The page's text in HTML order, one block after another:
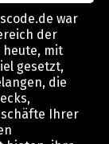
war
der
heute, mit
gesetzt,
die
Ihrer